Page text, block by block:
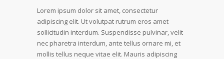
Lorem ipsum dolor sit amet, consectetur
adipiscing elit. Ut volutpat rutrum eros amet
sollicitudin interdum. Suspendisse pulvinar, velit
nec pharetra interdum, ante tellus ornare mi, et
mollis tellus neque vitae elit. Mauris adipiscing